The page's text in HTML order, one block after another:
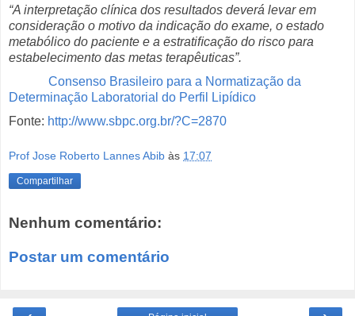
“A interpretação clínica dos resultados deverá levar em
consideração o motivo da indicação do exame, o estado
metabólico do paciente e a estratiﬁcação do risco para
estabelecimento das metas terapêuticas”.
Consenso Brasileiro para a Normatização da
Determinação Laboratorial do Perfil Lipídico
Fonte: http://www.sbpc.org.br/?C=2870
Prof Jose Roberto Lannes Abib às 17:07
Compartilhar
Nenhum comentário:
Postar um comentário